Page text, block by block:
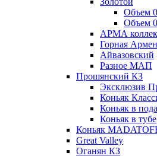
Объем
Объем
АРМА
Горная
Айвазовский
Разное МАП
Прошянский КЗ
Эксклюзив
Коньяк
Коньяк в
Коньяк в тубе
Коньяк
Great Valley
Оганян КЗ